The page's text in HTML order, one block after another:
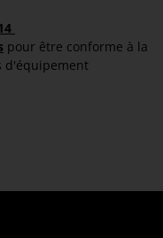
pour être conforme à la
d'équipement